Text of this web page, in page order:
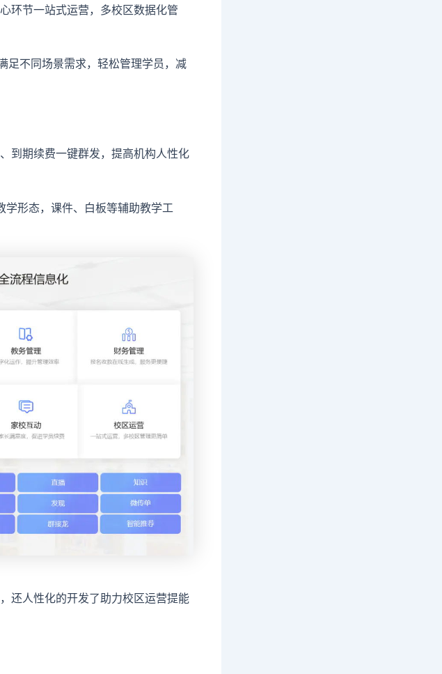
环节一站式运营，多校区数据化管
足不同场景需求，轻松管理学员，减
到期续费一键群发，提高机构人性化
学形态，课件、白板等辅助教学工
还人性化的开发了助力校区运营提能